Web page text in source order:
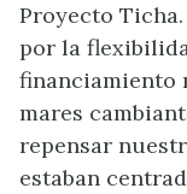
Proyecto
por la
financiamiento
mares
repensar
estaban